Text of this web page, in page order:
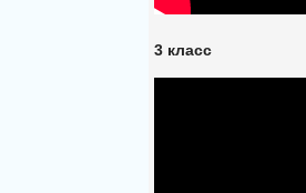
3 класс